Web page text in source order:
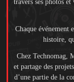
travers ses photos
Chaque événement
histoire,
Chez Technomag,
et partage des
d’une partie de la